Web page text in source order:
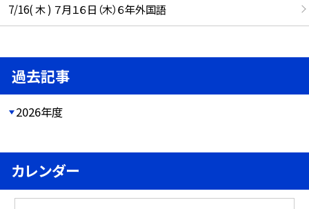
7/16( 木 ) ７月１６日（木）６年外国語
過去記事
2026年度
カレンダー